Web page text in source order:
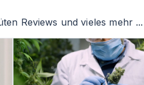
Reviews und vieles mehr ...